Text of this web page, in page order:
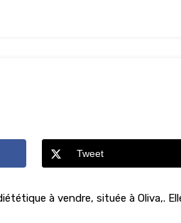
Tweet
à vendre, située à Oliva,.